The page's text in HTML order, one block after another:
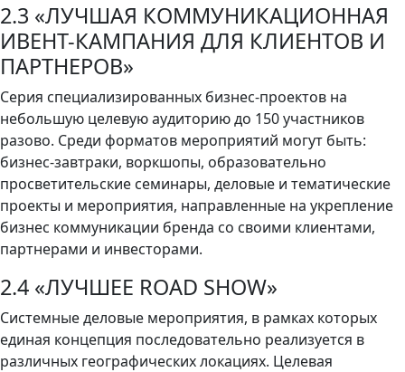
2.3 «ЛУЧШАЯ КОММУНИКАЦИОННАЯ
ИВЕНТ-КАМПАНИЯ ДЛЯ КЛИЕНТОВ И
ПАРТНЕРОВ»
Серия специализированных бизнес-проектов на
небольшую целевую аудиторию до 150 участников
разово. Среди форматов мероприятий могут быть:
бизнес-завтраки, воркшопы, образовательно
просветительские семинары, деловые и тематические
проекты и мероприятия, направленные на укрепление
бизнес коммуникации бренда со своими клиентами,
партнерами и инвесторами.
2.4 «ЛУЧШЕЕ ROAD SHOW»
Системные деловые мероприятия, в рамках которых
единая концепция последовательно реализуется в
различных географических локациях. Целевая